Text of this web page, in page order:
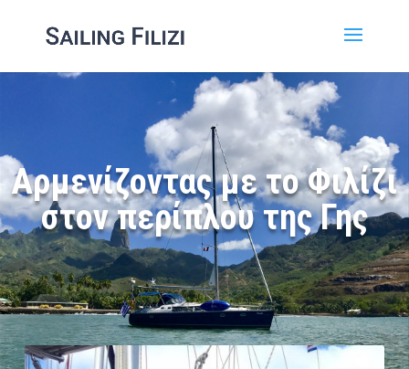
Αρμενίζοντας με το Φιλίζι
στον περίπλου της Γης